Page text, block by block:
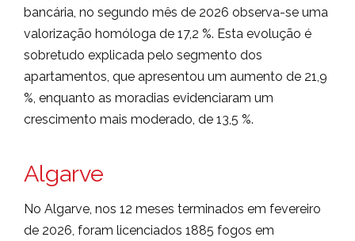
bancária, no segundo mês de 2026 observa-se uma
valorização homóloga de 17,2 %. Esta evolução é
sobretudo explicada pelo segmento dos
apartamentos, que apresentou um aumento de 21,9
%, enquanto as moradias evidenciaram um
crescimento mais moderado, de 13,5 %.
Algarve
No Algarve, nos 12 meses terminados em fevereiro
de 2026, foram licenciados 1885 fogos em